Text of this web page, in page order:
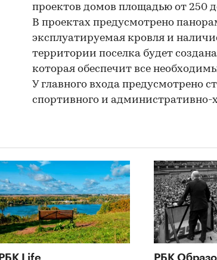
проектов домов площадью от 250
В проектах предусмотрено
эксплуатируемая кровля и
территории поселка будет
которая обеспечит все
У главного входа предусмотрено
спортивного и административно-
РБК Life РБК